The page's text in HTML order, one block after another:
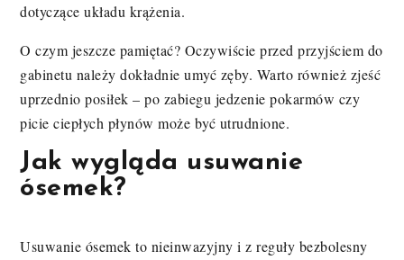
dotyczące układu krążenia.
O czym jeszcze pamiętać? Oczywiście przed przyjściem do
gabinetu należy dokładnie umyć zęby. Warto również zjeść
uprzednio posiłek – po zabiegu jedzenie pokarmów czy
picie ciepłych płynów może być utrudnione.
Jak wygląda usuwanie
ósemek?
Usuwanie ósemek to nieinwazyjny i z reguły bezbolesny